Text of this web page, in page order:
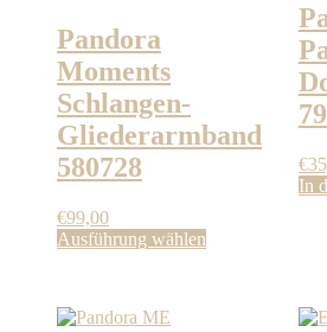
Pandora
Moments
Schlangen-
Gliederarmband
580728
€99,00
Ausführung wählen
€
In